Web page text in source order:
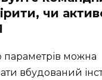
чи
параметрів можна
вбудований